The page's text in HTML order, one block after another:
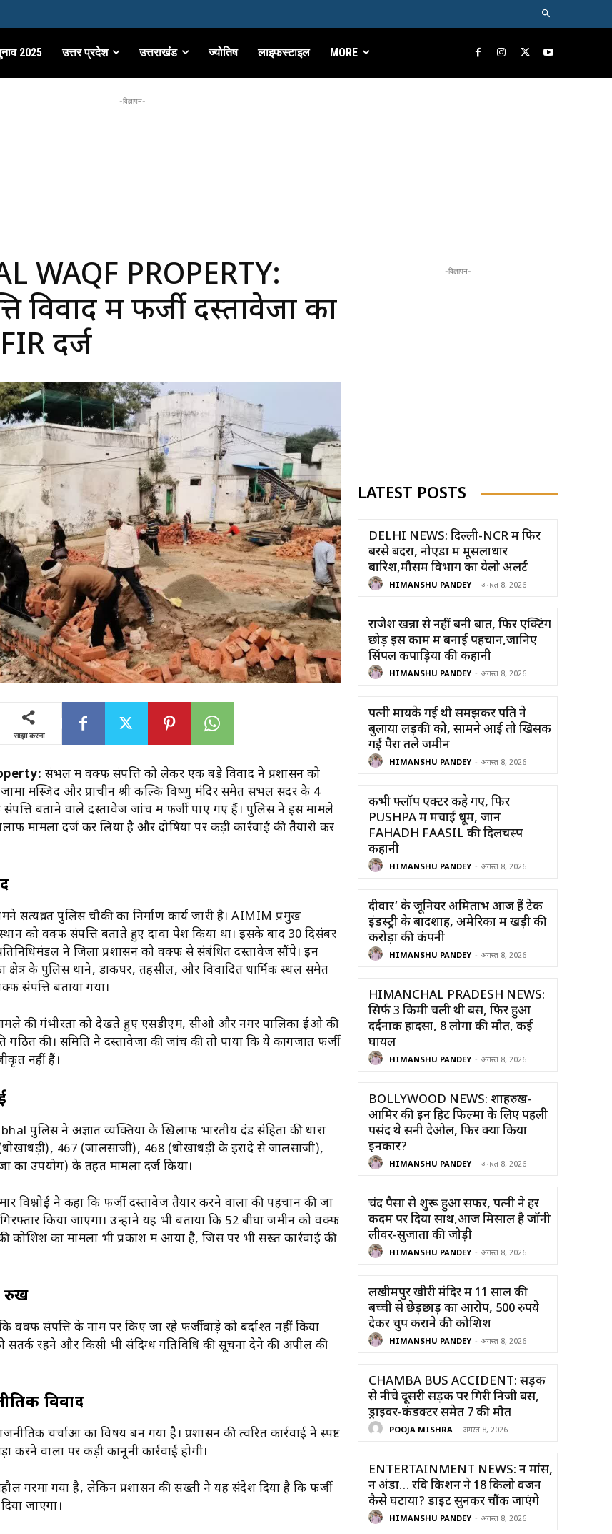
2025 उत्तर प्रदेश उत्तराखंड ज्योतिष लाइफस्टाइल MORE
-विज्ञापन-
WAQF PROPERTY:
विवाद में फर्जी दस्तावेजों का
दर्ज
साझा करना
संभल में वक्फ संपत्ति को लेकर एक बड़े विवाद ने प्रशासन को
जामा मस्जिद और प्राचीन श्री कल्कि विष्णु मंदिर समेत संभल सदर के 4
संपत्ति बताने वाले दस्तावेज जांच में फर्जी पाए गए हैं। पुलिस ने इस मामले
मामला दर्ज कर लिया है और दोषियों पर कड़ी कार्रवाई की तैयारी कर
सत्यव्रत पुलिस चौकी का निर्माण कार्य जारी है। AIMIM प्रमुख
को वक्फ संपत्ति बताते हुए दावा पेश किया था। इसके बाद 30 दिसंबर
ने जिला प्रशासन को वक्फ से संबंधित दस्तावेज सौंपे। इन
क्षेत्र के पुलिस थाने, डाकघर, तहसील, और विवादित धार्मिक स्थल समेत
संपत्ति बताया गया।
की गंभीरता को देखते हुए एसडीएम, सीओ और नगर पालिका ईओ की
गठित की। समिति ने दस्तावेजों की जांच की तो पाया कि ये कागजात फर्जी
नहीं हैं।
पुलिस ने अज्ञात व्यक्तियों के खिलाफ भारतीय दंड संहिता की धारा
467 (जालसाजी), 468 (धोखाधड़ी के इरादे से जालसाजी),
का उपयोग) के तहत मामला दर्ज किया।
विश्नोई ने कहा कि फर्जी दस्तावेज तैयार करने वालों की पहचान की जा
किया जाएगा। उन्होंने यह भी बताया कि 52 बीघा जमीन को वक्फ
कोशिश का मामला भी प्रकाश में आया है, जिस पर भी सख्त कार्रवाई की
रुख
वक्फ संपत्ति के नाम पर किए जा रहे फर्जीवाड़े को बर्दाश्त नहीं किया
सतर्क रहने और किसी भी संदिग्ध गतिविधि की सूचना देने की अपील की
विवाद
चर्चाओं का विषय बन गया है। प्रशासन की त्वरित कार्रवाई ने स्पष्ट
करने वालों पर कड़ी कानूनी कार्रवाई होगी।
गरमा गया है, लेकिन प्रशासन की सख्ती ने यह संदेश दिया है कि फर्जी
जाएगा।
-विज्ञापन-
LATEST POSTS
DELHI NEWS: दिल्ली-NCR में फिर
बरसे बदरा, नोएडा में मूसलाधार
बारिश,मौसम विभाग का येलो अलर्ट
HIMANSHU PANDEY - अगस्त 8, 2026
राजेश खन्ना से नहीं बनी बात, फिर एक्टिंग
छोड़ इस काम में बनाई पहचान,जानिए
सिंपल कपाड़िया की कहानी
HIMANSHU PANDEY - अगस्त 8, 2026
पत्नी मायके गई थी समझकर पति ने
बुलाया लड़की को, सामने आई तो खिसक
गई पैरों तले जमीन
HIMANSHU PANDEY - अगस्त 8, 2026
कभी फ्लॉप एक्टर कहे गए, फिर
PUSHPA में मचाई धूम, जानें
FAHADH FAASIL की दिलचस्प
कहानी
HIMANSHU PANDEY - अगस्त 8, 2026
दीवार’ के जूनियर अमिताभ आज हैं टेक
इंडस्ट्री के बादशाह, अमेरिका में खड़ी की
करोड़ों की कंपनी
HIMANSHU PANDEY - अगस्त 8, 2026
HIMANCHAL PRADESH NEWS:
सिर्फ 3 किमी चली थी बस, फिर हुआ
दर्दनाक हादसा, 8 लोगों की मौत, कई
घायल
HIMANSHU PANDEY - अगस्त 8, 2026
BOLLYWOOD NEWS: शाहरुख-
आमिर की इन हिट फिल्मों के लिए पहली
पसंद थे सनी देओल, फिर क्यों किया
इनकार?
HIMANSHU PANDEY - अगस्त 8, 2026
चंद पैसों से शुरू हुआ सफर, पत्नी ने हर
कदम पर दिया साथ,आज मिसाल है जॉनी
लीवर-सुजाता की जोड़ी
HIMANSHU PANDEY - अगस्त 8, 2026
लखीमपुर खीरी मंदिर में 11 साल की
बच्ची से छेड़छाड़ का आरोप, 500 रुपये
देकर चुप कराने की कोशिश
HIMANSHU PANDEY - अगस्त 8, 2026
CHAMBA BUS ACCIDENT: सड़क
से नीचे दूसरी सड़क पर गिरी निजी बस,
ड्राइवर-कंडक्टर समेत 7 की मौत
POOJA MISHRA - अगस्त 8, 2026
ENTERTAINMENT NEWS: न मांस,
न अंडा… रवि किशन ने 18 किलो वजन
कैसे घटाया? डाइट सुनकर चौंक जाएंगे
HIMANSHU PANDEY - अगस्त 8, 2026